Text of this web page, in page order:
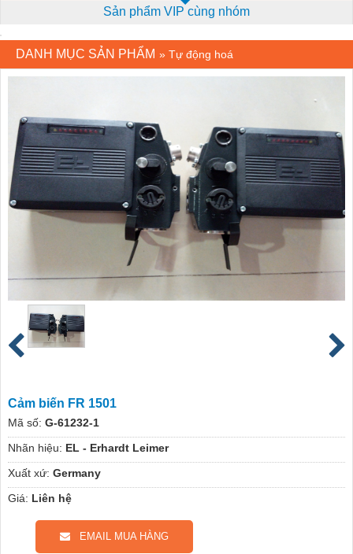
Sản phẩm VIP cùng nhóm
DANH MỤC SẢN PHẨM » Tự động hoá
Cảm biến FR 1501
Mã số: G-61232-1
Nhãn hiệu: EL - Erhardt Leimer
Xuất xứ: Germany
Giá: Liên hệ
EMAIL MUA HÀNG